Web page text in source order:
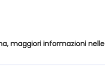
maggiori informazioni nelle